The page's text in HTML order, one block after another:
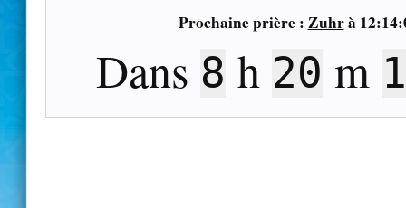
Prochaine prière : Zuhrà
Dans 8 h 20 m